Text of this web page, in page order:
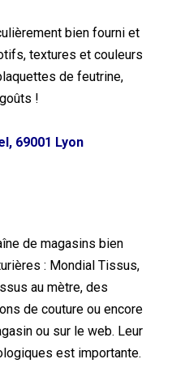
bien fourni et
textures et couleurs
de feutrine,
!
69001 Lyon
de magasins bien
: Mondial Tissus,
au mètre, des
de couture ou encore
ou sur le web. Leur
est importante.